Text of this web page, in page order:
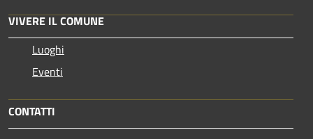
VIVERE IL COMUNE
Luoghi
Eventi
CONTATTI